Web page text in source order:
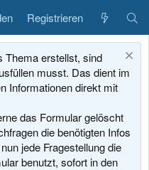
Registrieren
Thema erstellst, sind
musst. Das dient im
Informationen direkt mit
das Formular gelöscht
die benötigten Infos
jede Fragestellung die
benutzt, sofort in den